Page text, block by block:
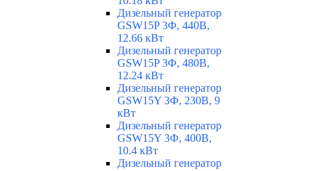
Дизельный генератор
GSW15P 3Ф, 440В,
12.66 кВт
Дизельный генератор
GSW15P 3Ф, 480В,
12.24 кВт
Дизельный генератор
GSW15Y 3Ф, 230В, 9
кВт
Дизельный генератор
GSW15Y 3Ф, 400В,
10.4 кВт
Дизельный генератор